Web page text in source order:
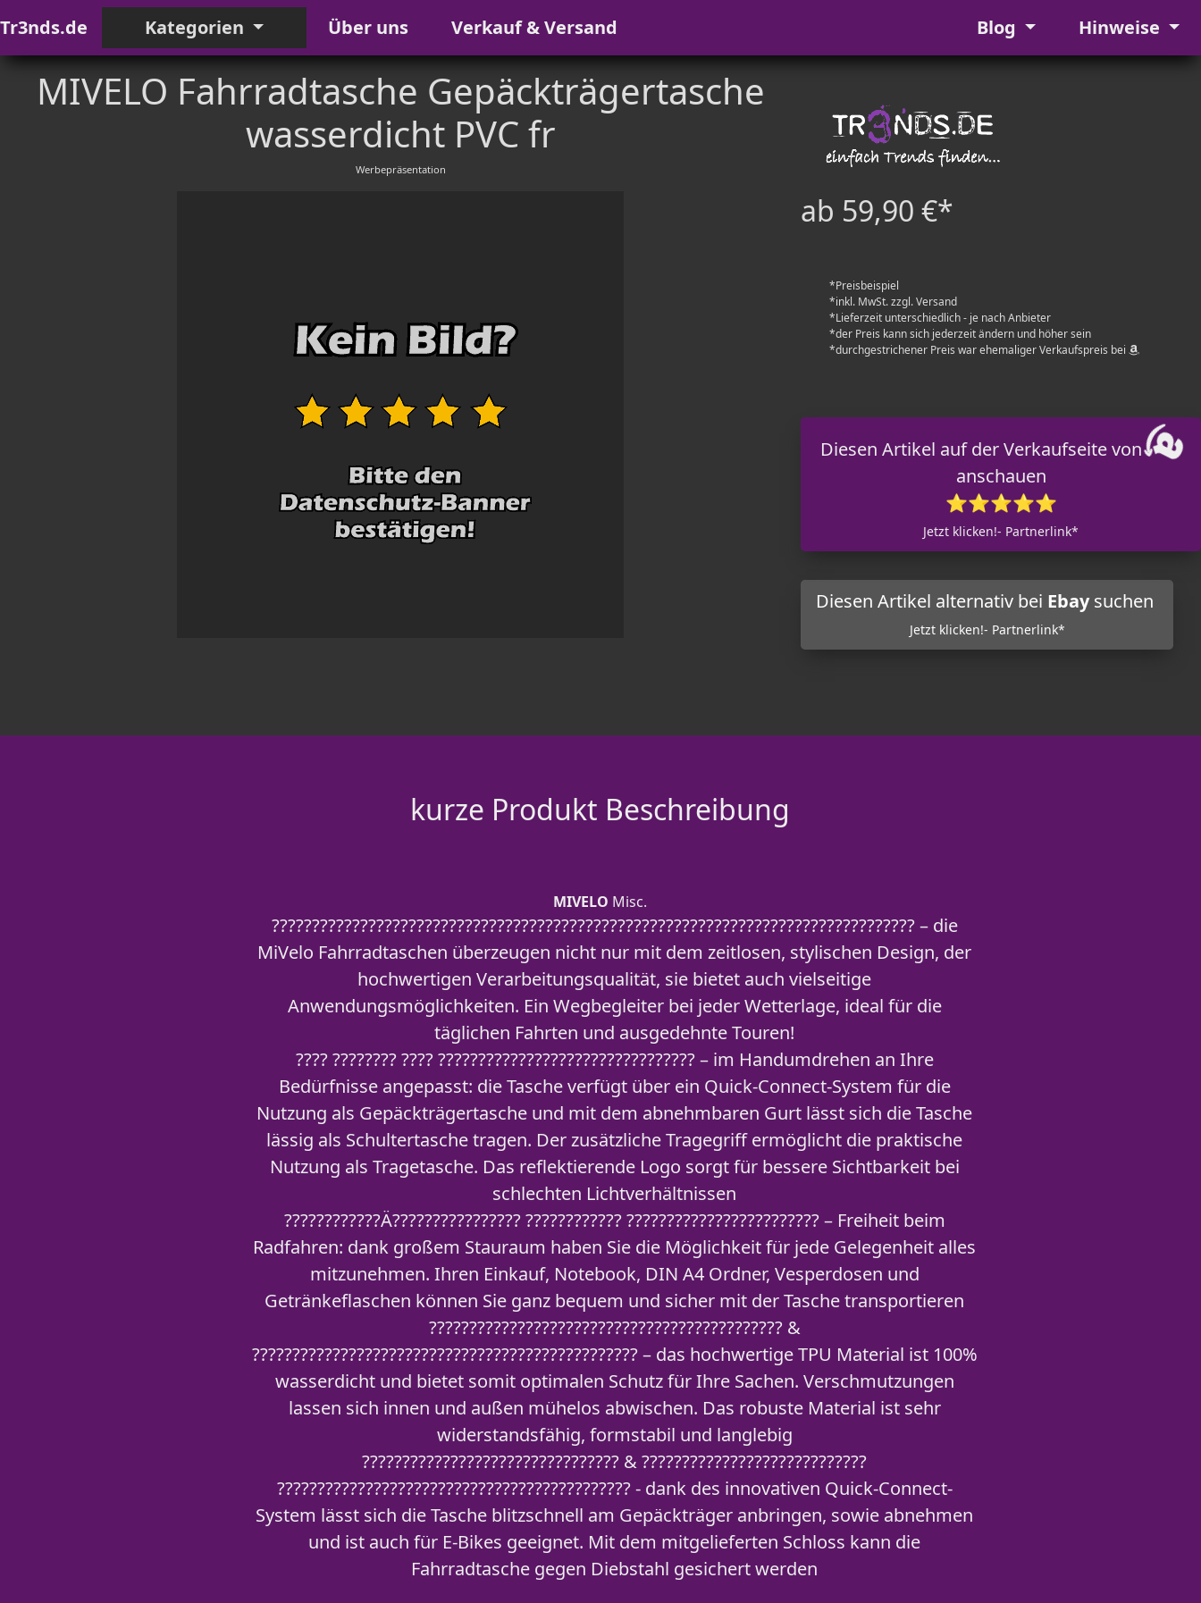
Tr3nds.de Kategorien Über uns Verkauf & Versand Blog Hinweise
MIVELO Fahrradtasche Gepäckträgertasche
wasserdicht PVC fr
Werbepräsentation
ab 59,90 €*
*Preisbeispiel
*inkl. MwSt. zzgl. Versand
*Lieferzeit unterschiedlich - je nach Anbieter
*der Preis kann sich jederzeit ändern und höher sein
*durchgestrichener Preis war ehemaliger Verkaufspreis bei
Diesen Artikel auf der Verkaufseite von
anschauen
⭐⭐⭐⭐⭐
Jetzt klicken!- Partnerlink*
Diesen Artikel alternativ bei Ebaysuchen
Jetzt klicken!- Partnerlink*
kurze Produkt Beschreibung
MIVELO Misc.
???????????????????????????????????????????????????????????????????????????????? – die
MiVelo Fahrradtaschen überzeugen nicht nur mit dem zeitlosen, stylischen Design, der
hochwertigen Verarbeitungsqualität, sie bietet auch vielseitige
Anwendungsmöglichkeiten. Ein Wegbegleiter bei jeder Wetterlage, ideal für die
täglichen Fahrten und ausgedehnte Touren!
???? ???????? ???? ???????????????????????????????? – im Handumdrehen an Ihre
Bedürfnisse angepasst: die Tasche verfügt über ein Quick-Connect-System für die
Nutzung als Gepäckträgertasche und mit dem abnehmbaren Gurt lässt sich die Tasche
lässig als Schultertasche tragen. Der zusätzliche Tragegriff ermöglicht die praktische
Nutzung als Tragetasche. Das reflektierende Logo sorgt für bessere Sichtbarkeit bei
schlechten Lichtverhältnissen
????????????Ä???????????????? ???????????? ???????????????????????? – Freiheit beim
Radfahren: dank großem Stauraum haben Sie die Möglichkeit für jede Gelegenheit alles
mitzunehmen. Ihren Einkauf, Notebook, DIN A4 Ordner, Vesperdosen und
Getränkeflaschen können Sie ganz bequem und sicher mit der Tasche transportieren
???????????????????????????????????????????? &
???????????????????????????????????????????????? – das hochwertige TPU Material ist 100%
wasserdicht und bietet somit optimalen Schutz für Ihre Sachen. Verschmutzungen
lassen sich innen und außen mühelos abwischen. Das robuste Material ist sehr
widerstandsfähig, formstabil und langlebig
???????????????????????????????? & ????????????????????????????
???????????????????????????????????????????? - dank des innovativen Quick-Connect-
System lässt sich die Tasche blitzschnell am Gepäckträger anbringen, sowie abnehmen
und ist auch für E-Bikes geeignet. Mit dem mitgelieferten Schloss kann die
Fahrradtasche gegen Diebstahl gesichert werden